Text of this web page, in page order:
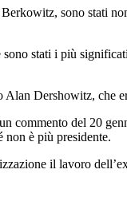
sono stati
stati i più
Dershowitz,
del 20
è più presidente.
il lavoro